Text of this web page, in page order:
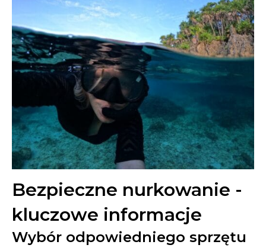
Bezpieczne nurkowanie -
kluczowe informacje
Wybór odpowiedniego sprzętu